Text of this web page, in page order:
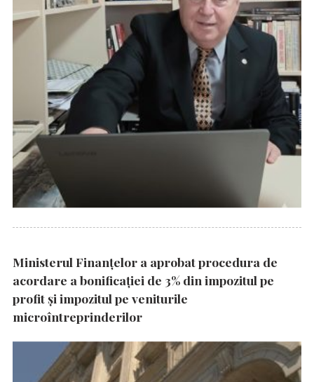
Ministerul Finanțelor a aprobat procedura de
acordare a bonificației de 3% din impozitul pe
profit și impozitul pe veniturile
microîntreprinderilor